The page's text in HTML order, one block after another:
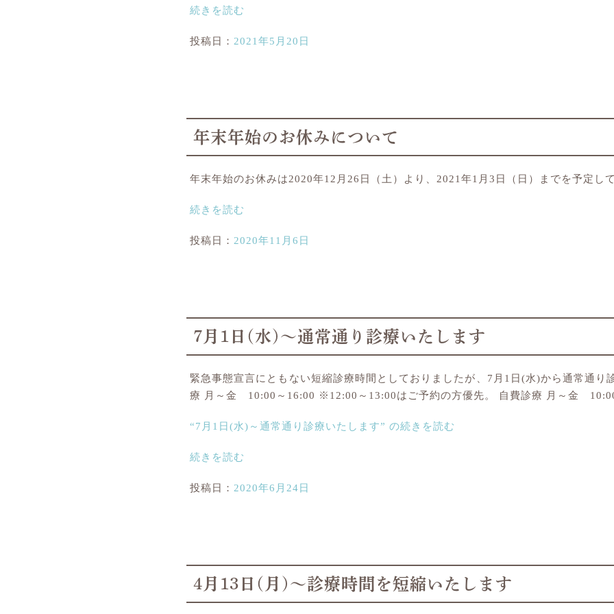
続きを読む
投稿日： 2021年5月20日
年末年始のお休みについて
年末年始のお休みは2020年12月26日（土）より、2021年1月3日（日）までを予定して
続きを読む
投稿日： 2020年11月6日
7月1日(水)～通常通り診療いたします
緊急事態宣言にともない短縮診療時間としておりましたが、7月1日(水)から通常通り
療 月～金 10:00～16:00 ※12:00～13:00はご予約の方優先。 自費診療 月～金
“7月1日(水)～通常通り診療いたします” の続きを読む
続きを読む
投稿日： 2020年6月24日
4月13日(月)～診療時間を短縮いたします